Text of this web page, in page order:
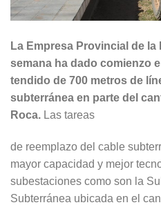
La Empresa Provincial de
semana ha dado comienzo
tendido de 700 metros de
subterránea en parte del
Roca. Las tareas
de reemplazo del cable
mayor capacidad y mejor
subestaciones como son la
Subterránea ubicada en el